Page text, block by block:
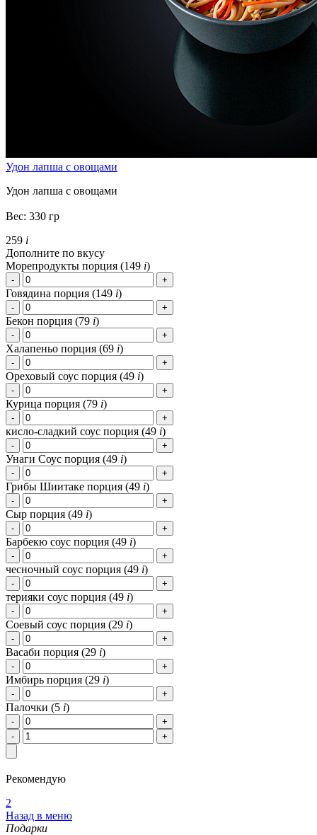
Удон лапша с овощами
Удон лапша с овощами
Вес: 330 гр
259 i
Дополните по вкусу
Морепродукты порция (149 i)
Говядина порция (149 i)
Бекон порция (79 i)
Халапеньо порция (69 i)
Ореховый соус порция (49 i)
Курица порция (79 i)
кисло-сладкий соус порция (49 i)
Унаги Соус порция (49 i)
Грибы Шиитаке порция (49 i)
Сыр порция (49 i)
Барбекю соус порция (49 i)
чесночный соус порция (49 i)
терияки соус порция (49 i)
Соевый соус порция (29 i)
Васаби порция (29 i)
Имбирь порция (29 i)
Палочки (5 i)
Рекомендую
2
Назад в меню
Подарки